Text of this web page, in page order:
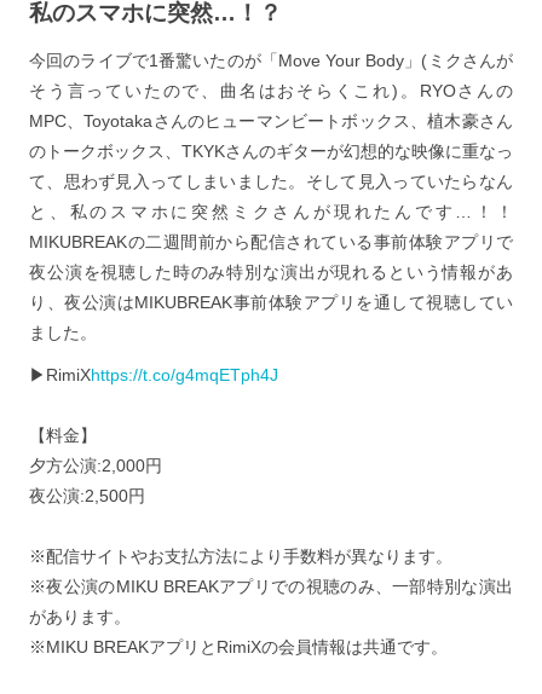
私のスマホに突然…！？
今回のライブで1番驚いたのが「Move Your Body」(ミクさんが
そう言っていたので、曲名はおそらくこれ)。RYOさんの
MPC、Toyotakaさんのヒューマンビートボックス、植木豪さん
のトークボックス、TKYKさんのギターが幻想的な映像に重なっ
て、思わず見入ってしまいました。そして見入っていたらなん
と、私のスマホに突然ミクさんが現れたんです…！！
MIKUBREAKの二週間前から配信されている事前体験アプリで
夜公演を視聴した時のみ特別な演出が現れるという情報があ
り、夜公演はMIKUBREAK事前体験アプリを通して視聴してい
ました。
▶︎RimiXhttps://t.co/g4mqETph4J
【料金】
夕方公演:2,000円
夜公演:2,500円
※配信サイトやお支払方法により手数料が異なります。
※夜公演のMIKU BREAKアプリでの視聴のみ、一部特別な演出
があります。
※MIKU BREAKアプリとRimiXの会員情報は共通です。